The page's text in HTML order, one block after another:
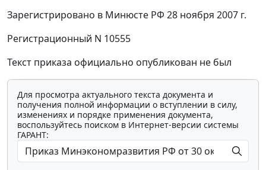
Зарегистрировано в Минюсте РФ 28 ноября 2007 г.
Регистрационный N 10555
Текст приказа официально опубликован не был
Для просмотра актуального текста документа и
получения полной информации о вступлении в силу,
изменениях и порядке применения документа,
воспользуйтесь поиском в Интернет-версии системы
ГАРАНТ: